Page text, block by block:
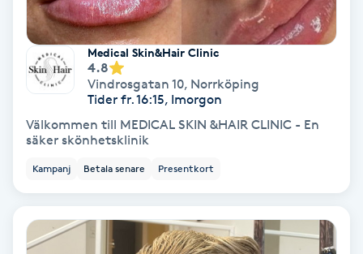
Trådning
Träning
Vaccination
Medical Skin&Hair Clinic
4.8
Vindrosgatan 10, Norrköping
Tider fr. 16:15, Imorgon
Välkommen till MEDICAL SKIN &HAIR CLINIC - En
säker skönhetsklinik
Kampanj Betala senare Presentkort